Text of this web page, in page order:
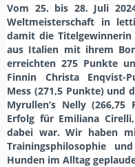
Vom 25. bis 28. Juli
Weltmeisterschaft in
damit die Titelgewinnerin
aus Italien mit ihrem
erreichten 275 Punkte
Finnin Christa
Mess (271,5 Punkte) und
Myrullen’s Nelly(266,75
Erfolg für Emiliana Cirelli
dabei war. Wir haben
Trainingsphilosophie
Hunden im Alltag